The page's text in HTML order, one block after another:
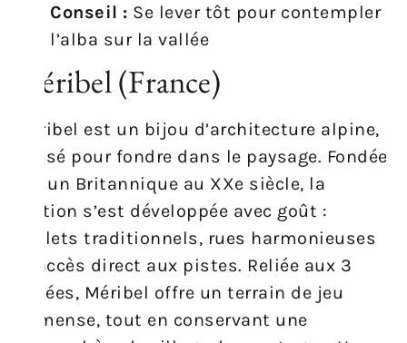
Conseil : Se lever tôt pour contempler
l’alba sur la vallée
Méribel (France)
Méribel est un bijou d’architecture alpine,
pensé pour fondre dans le paysage. Fondée
par un Britannique au XXe siècle, la
station s’est développée avec goût :
chalets traditionnels, rues harmonieuses
et accès direct aux pistes. Reliée aux 3
Vallées, Méribel offre un terrain de jeu
immense, tout en conservant une